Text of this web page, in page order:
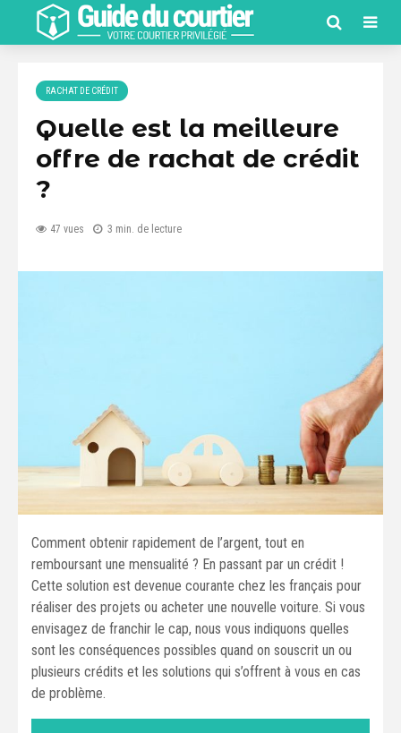
RACHAT DE CRÉDIT
Quelle est la meilleure
offre de rachat de crédit
?
47 vues 3 min. de lecture
Comment obtenir rapidement de l’argent, tout en
remboursant une mensualité ? En passant par un crédit !
Cette solution est devenue courante chez les français pour
réaliser des projets ou acheter une nouvelle voiture. Si vous
envisagez de franchir le cap, nous vous indiquons quelles
sont les conséquences possibles quand on souscrit un ou
plusieurs crédits et les solutions qui s’offrent à vous en cas
de problème.